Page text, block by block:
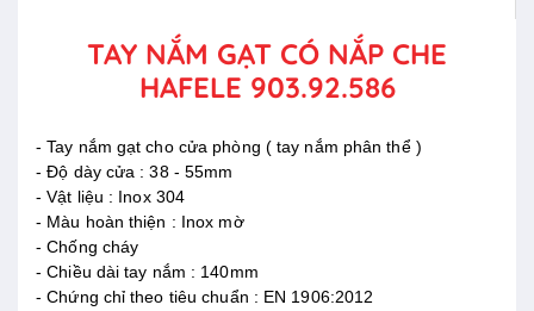
TAY NẮM GẠT CÓ NẮP CHE
HAFELE 903.92.586
- Tay nắm gạt cho cửa phòng ( tay nắm phân thể )
- Độ dày cửa : 38 - 55mm
- Vật liệu : Inox 304
- Màu hoàn thiện : Inox mờ
- Chống cháy
- Chiều dài tay nắm : 140mm
- Chứng chỉ theo tiêu chuẩn : EN 1906:2012